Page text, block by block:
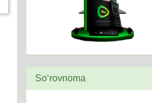
So‘rovnoma